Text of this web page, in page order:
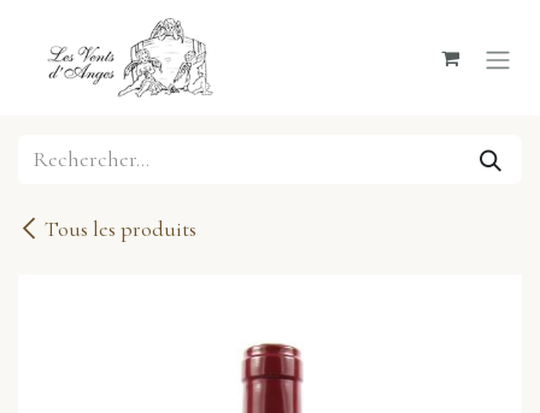
Se rendre au contenu
Tous les produits